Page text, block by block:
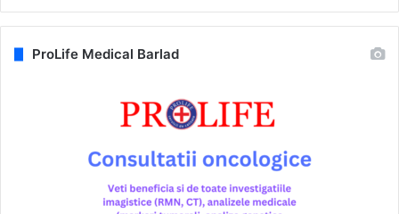
ProLife Medical Barlad